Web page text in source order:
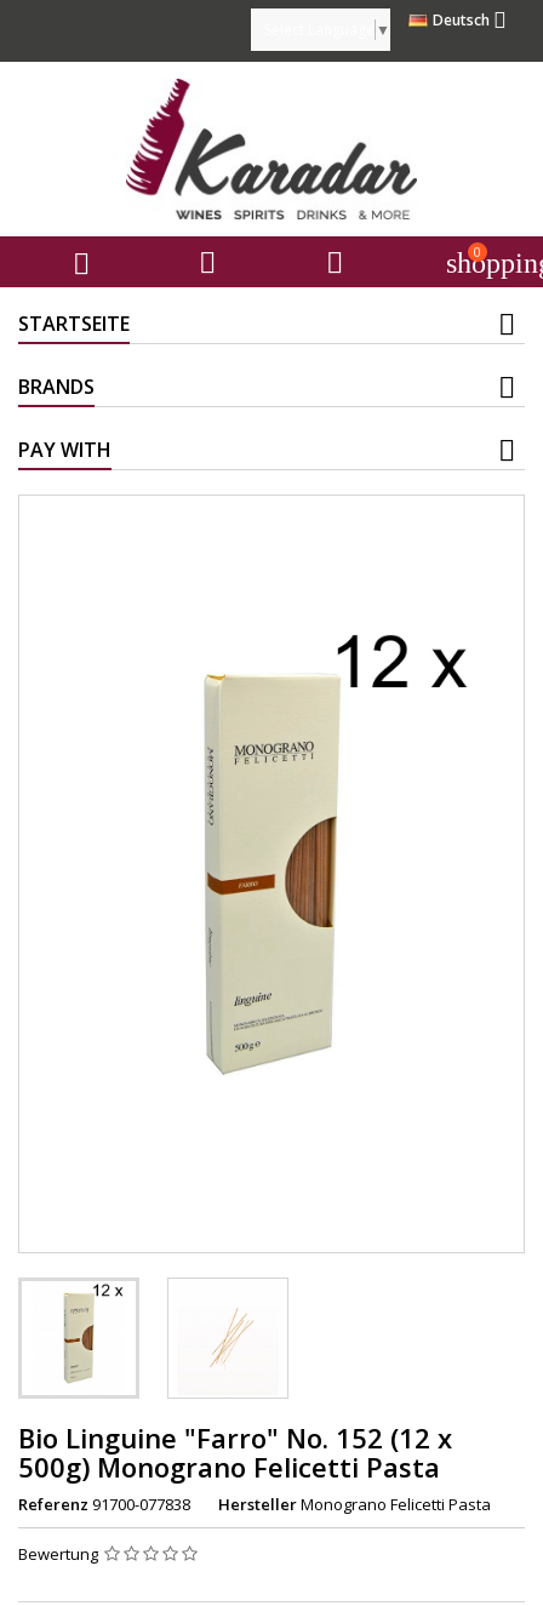
Deutsch 
▼
   0
STARTSEITE
BRANDS
PAY WITH
Bio Linguine "Farro" No. 152 (12 x
500g) Monograno Felicetti Pasta
Referenz 91700-077838 HerstellerMonograno Felicetti Pasta
Bewertung